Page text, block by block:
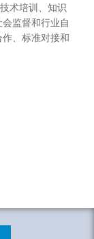
术培训、知识
监督和行业自
、标准对接和